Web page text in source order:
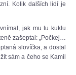
Kolik dalších lidí je
jak mu tu kuklu
zašeptal: „Počkej…
slovíčka, a dostal
sám a čeho se Kamil